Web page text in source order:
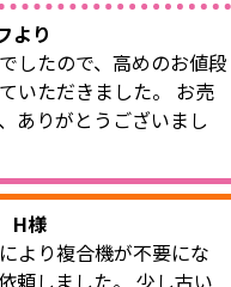
より
したので、高めのお値段
いただきました。 お売
ありがとうございまし
H様
より複合機が不要にな